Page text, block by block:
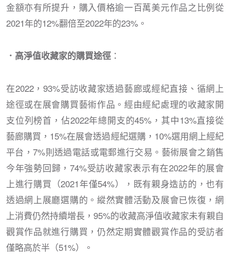
金額亦有所提升，購入價格逾一百萬美元作品之比例從
2021年的12%翻倍至2022年的23%。
．高淨值收藏家的購買途徑 ：
在2022，93%受訪收藏家透過藝廊或經紀直接、循網上
途徑或在展會購買藝術作品。經由經紀處理的收藏家開
支位列榜首，佔2022年總開支的45%，其中13%直接從
藝廊購買，15%在展會透過經紀選購，10%選用網上經紀
平台，7%則透過電話或電郵進行交易。藝術展會之銷售
今年強勢回歸，74%受訪收藏家表示有在2022年的展會
上進行購買（2021年僅54%），既有親身造訪的，也有
透過網上展廳選購的。縱然實體活動及展會已恢復，網
上消費仍然持續增長，95%的收藏高淨值收藏家未有親自
觀賞作品就進行購買，仍然定期實體觀賞作品的受訪者
僅略高於半（51%）。